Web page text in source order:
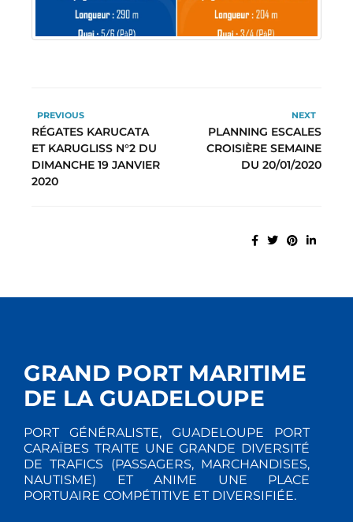
PREVIOUS
RÉGATES KARUCATA
ET KARUGLISS N°2 DU
DIMANCHE 19 JANVIER
2020
NEXT
PLANNING ESCALES
CROISIÈRE SEMAINE
DU 20/01/2020
GRAND PORT MARITIME
DE LA GUADELOUPE
PORT GÉNÉRALISTE, GUADELOUPE PORT
CARAÏBES TRAITE UNE GRANDE DIVERSITÉ
DE TRAFICS (PASSAGERS, MARCHANDISES,
NAUTISME) ET ANIME UNE PLACE
PORTUAIRE COMPÉTITIVE ET DIVERSIFIÉE.